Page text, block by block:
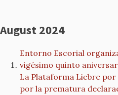
August 2024
Entorno Escorial
vigésimo quinto
La Plataforma Liebre
por la prematura